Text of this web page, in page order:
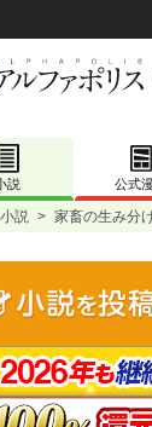
説 公式
小説 > 家畜の生み分